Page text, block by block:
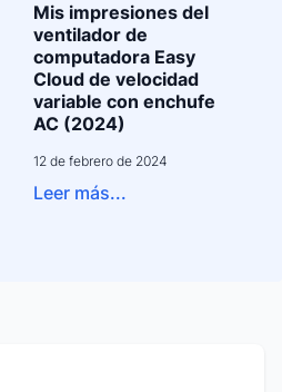
Mis impresiones del
ventilador de
computadora Easy
Cloud de velocidad
variable con enchufe
AC (2024)
12 de febrero de 2024
Leer más...